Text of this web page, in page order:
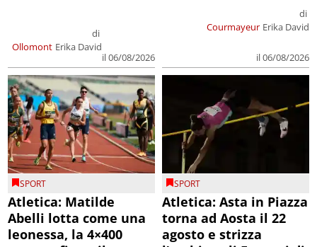
Ollomont
di
Erika David
il 06/08/2026
Courmayeur
di
Erika David
il 06/08/2026
SPORT
Atletica: Matilde
Abelli lotta come una
leonessa, la 4×400
SPORT
Atletica: Asta in Piazza
torna ad Aosta il 22
agosto e strizza